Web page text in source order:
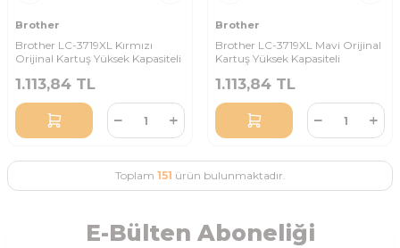
Brother
Brother LC-3719XL Kırmızı
Orijinal Kartuş Yüksek Kapasiteli
1.113,84 TL
Brother
Brother LC-3719XL Mavi Orijinal
Kartuş Yüksek Kapasiteli
1.113,84 TL
Toplam 151 ürün bulunmaktadır.
E-Bülten Aboneliği